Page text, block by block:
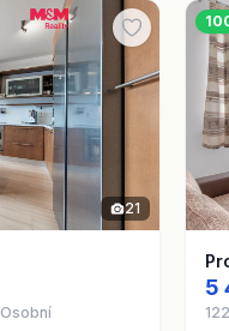
21
Osobní
5